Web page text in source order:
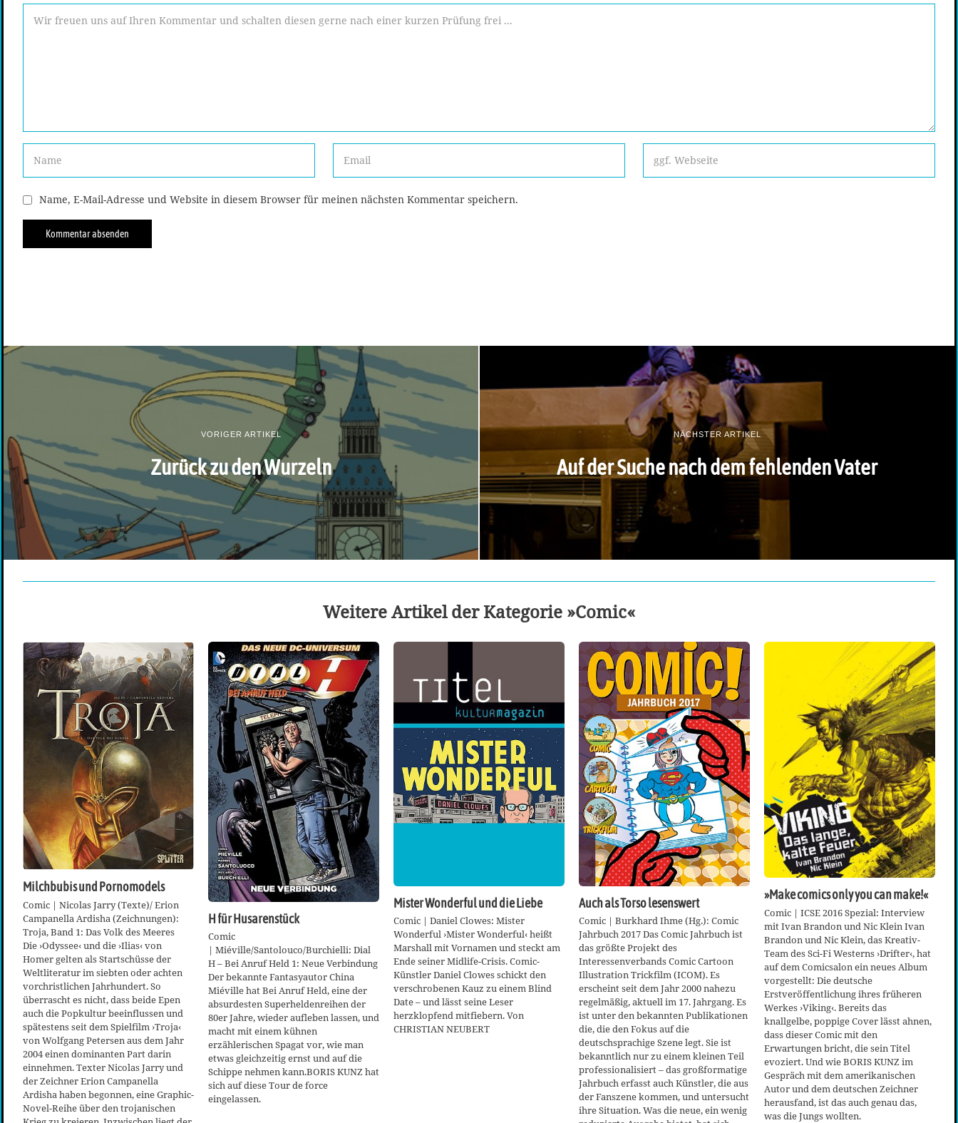
Name, E-Mail-Adresse und Website in diesem Browser für meinen nächsten Kommentar speichern.
VORIGER ARTIKEL
Zurück zu den Wurzeln
NÄCHSTER ARTIKEL
Auf der Suche nach dem fehlenden Vater
Weitere Artikel der Kategorie »Comic«
Milchbubis und Pornomodels
Comic | Nicolas Jarry (Texte)/ Erion
Campanella Ardisha (Zeichnungen):
Troja, Band 1: Das Volk des Meeres
Die ›Odyssee‹ und die ›Ilias‹ von
Homer gelten als Startschüsse der
Weltliteratur im siebten oder achten
vorchristlichen Jahrhundert. So
überrascht es nicht, dass beide Epen
auch die Popkultur beeinflussen und
spätestens seit dem Spielfilm ›Troja‹
von Wolfgang Petersen aus dem Jahr
2004 einen dominanten Part darin
einnehmen. Texter Nicolas Jarry und
der Zeichner Erion Campanella
Ardisha haben begonnen, eine Graphic-
Novel-Reihe über den trojanischen
H für Husarenstück
Comic
| Miéville/Santolouco/Burchielli: Dial
H – Bei Anruf Held 1: Neue Verbindung
Der bekannte Fantasyautor China
Miéville hat Bei Anruf Held, eine der
absurdesten Superheldenreihen der
80er Jahre, wieder aufleben lassen, und
macht mit einem kühnen
erzählerischen Spagat vor, wie man
etwas gleichzeitig ernst und auf die
Schippe nehmen kann.BORIS KUNZ hat
sich auf diese Tour de force
eingelassen.
Mister Wonderful und die Liebe
Comic | Daniel Clowes: Mister
Wonderful ›Mister Wonderful‹ heißt
Marshall mit Vornamen und steckt am
Ende seiner Midlife-Crisis. Comic-
Künstler Daniel Clowes schickt den
verschrobenen Kauz zu einem Blind
Date – und lässt seine Leser
herzklopfend mitfiebern. Von
CHRISTIAN NEUBERT
Auch als Torso lesenswert
Comic | Burkhard Ihme (Hg.): Comic
Jahrbuch 2017 Das Comic Jahrbuch ist
das größte Projekt des
Interessenverbands Comic Cartoon
Illustration Trickfilm (ICOM). Es
erscheint seit dem Jahr 2000 nahezu
regelmäßig, aktuell im 17. Jahrgang. Es
ist unter den bekannten Publikationen
die, die den Fokus auf die
deutschsprachige Szene legt. Sie ist
bekanntlich nur zu einem kleinen Teil
professionalisiert – das großformatige
Jahrbuch erfasst auch Künstler, die aus
der Fanszene kommen, und untersucht
ihre Situation. Was die neue, ein wenig
»Make comics only you can make!«
Comic | ICSE 2016 Spezial: Interview
mit Ivan Brandon und Nic Klein Ivan
Brandon und Nic Klein, das Kreativ-
Team des Sci-Fi Westerns ›Drifter‹, hat
auf dem Comicsalon ein neues Album
vorgestellt: Die deutsche
Erstveröffentlichung ihres früheren
Werkes ›Viking‹. Bereits das
knallgelbe, poppige Cover lässt ahnen,
dass dieser Comic mit den
Erwartungen bricht, die sein Titel
evoziert. Und wie BORIS KUNZ im
Gespräch mit dem amerikanischen
Autor und dem deutschen Zeichner
herausfand, ist das auch genau das,
was die Jungs wollten.